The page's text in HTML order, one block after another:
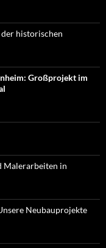
historischen
Großprojekt im
Malerarbeiten in
Neubauprojekte